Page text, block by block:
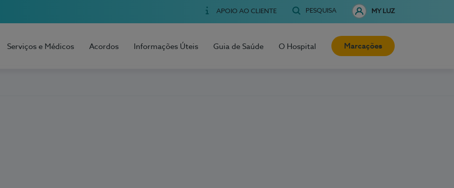
APOIO AO CLIENTE PESQUISA MY LUZ
Serviços e Médicos Acordos Informações Úteis Guia de Saúde O Hospital Marcações